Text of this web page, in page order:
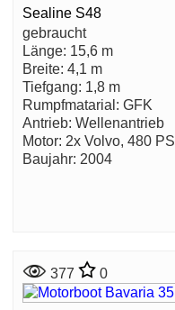
Sealine S48
gebraucht
Länge: 15,6 m
Breite: 4,1 m
Tiefgang: 1,8 m
Rumpfmatarial: GFK
Antrieb: Wellenantrieb
Motor: 2x Volvo, 480 PS
Baujahr: 2004
377 0